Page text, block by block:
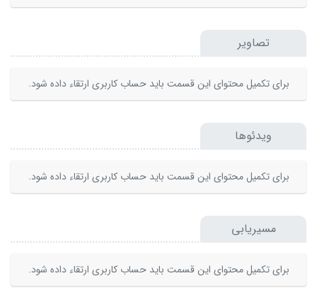
تصاویر
برای تکمیل محتوای این قسمت باید حساب کاربری ارتقاء داده شود.
ویدئوها
برای تکمیل محتوای این قسمت باید حساب کاربری ارتقاء داده شود.
مسیریابی
برای تکمیل محتوای این قسمت باید حساب کاربری ارتقاء داده شود.